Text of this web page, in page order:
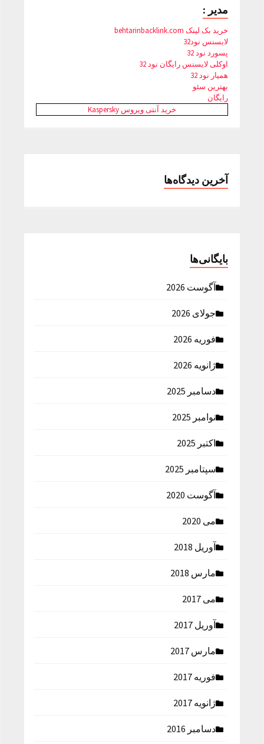
مدیر :
خرید بک لینک behtarinbacklink.com
لایسنس نود32
پسورد نود 32
اوکلی لایسنس رایگان نود 32
همیار نود 32
بهترین سئو
رایگان
خرید آنتی ویروس Kaspersky
آخرین دیدگاه‌ها
بایگانی‌ها
آگوست 2026
جولای 2026
فوریه 2026
ژانویه 2026
دسامبر 2025
نوامبر 2025
اکتبر 2025
سپتامبر 2025
آگوست 2020
می 2020
آوریل 2018
مارس 2018
می 2017
آوریل 2017
مارس 2017
فوریه 2017
ژانویه 2017
دسامبر 2016